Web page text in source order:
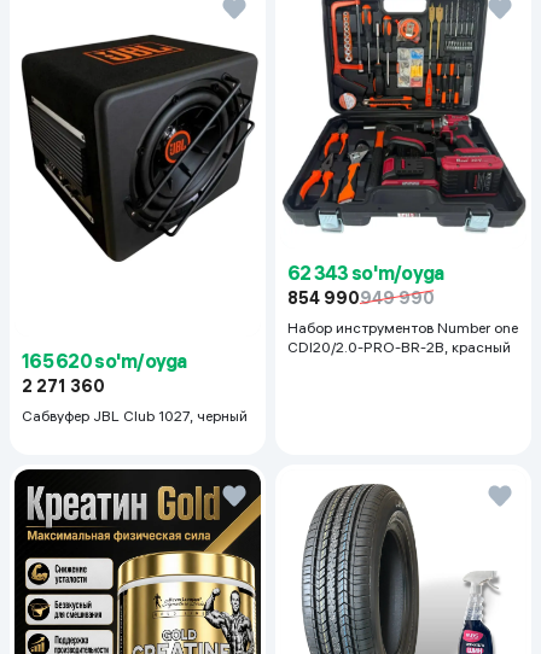
165 620 so'm/oyga
2 271 360
Сабвуфер JBL Club 1027, черный
62 343 so'm/oyga
854 990949 990
Набор инструментов Number one
CDI20/2.0-PRO-BR-2B, красный